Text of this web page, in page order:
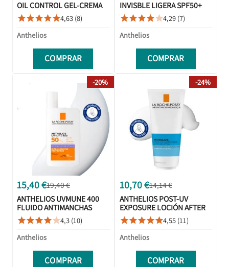
OIL CONTROL GEL-CREMA
SPF50+ CON COLOR 50ML
4,63 (8)
Anthelios
COMPRAR
INVISBLE LIGERA SPF50+
200ML
4,29 (7)
Anthelios
COMPRAR
15,40 €19,40 €
ANTHELIOS UVMUNE 400
FLUIDO ANTIMANCHAS
SPF50+ 50ML
4,3 (10)
Anthelios
COMPRAR
-20%
10,70 €14,14 €
ANTHELIOS POST-UV
EXPOSURE LOCIÓN AFTER
SUN 200ML
4,55 (11)
Anthelios
COMPRAR
-24%